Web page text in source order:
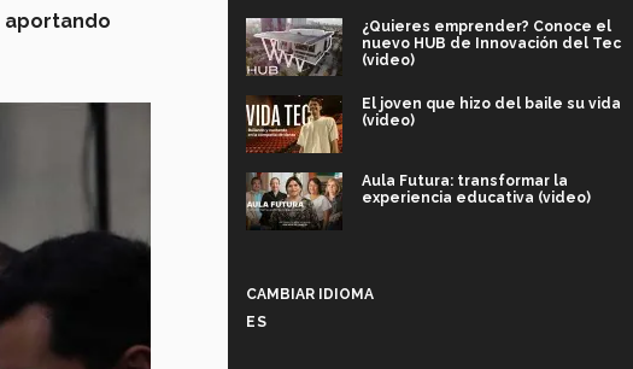
aportando
¿Quieres emprender? Conoce el
nuevo HUB de Innovación del Tec
(video)
El joven que hizo del baile su vida
(video)
Aula Futura: transformar la
experiencia educativa (video)
CAMBIAR IDIOMA
ES